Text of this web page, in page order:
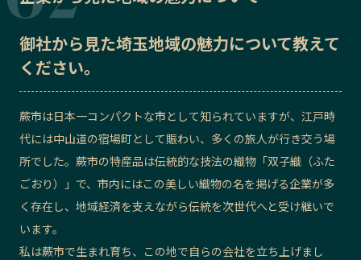
御社から見た埼玉地域の魅力について教えて
ください。
蕨市は日本一コンパクトな市として知られていますが、江戸時
代には中山道の宿場町として賑わい、多くの旅人が行き交う場
所でした。蕨市の特産品は伝統的な技法の織物「双子織（ふた
ごおり）」で、市内にはこの美しい織物の名を掲げる企業が多
く存在し、地域経済を支えながら伝統を次世代へと受け継いで
います。
私は蕨市で生まれ育ち、この地で自らの会社を立ち上げまし